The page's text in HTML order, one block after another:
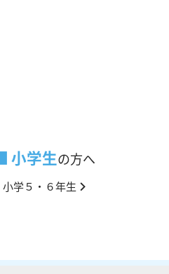
小学生の方へ
小学５・６年生